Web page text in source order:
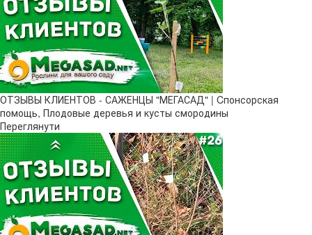
ОТЗЫВЫ КЛИЕНТОВ - САЖЕНЦЫ "МЕГАСАД" | Cпонсорская
помощь, Плодовые деревья и кусты смородины
Переглянути